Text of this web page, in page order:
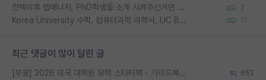
컨택이후 랩매니저, PhD학생들 소개 시켜주신거면 거의 컨펌에 가깝나요? 2
Korea University 수학, 컴퓨터과학 이학사, UC Berkeley 산업공학 대학원 공학박사가 되는 것은 쉽지 않겠죠? 11
최근 댓글이 많이 달린 글
[무료] 2026 미국 대학원 유학 스타터팩 - 가이드북 & 합격자 컨택메일 템플릿 652